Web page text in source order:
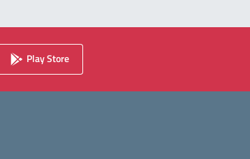
Play Store